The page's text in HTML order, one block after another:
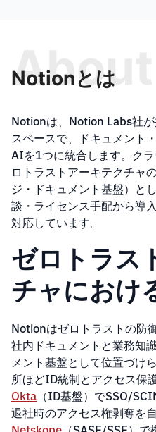
Notionとは
About
Notionは、Notion Labs社
スペースで、ドキュメント
AIを1つに統合します。ク
ロトラストアーキテクチャ
ジ・ドキュメント基盤）と
談・ライセンス手配から導
対応しています。
ゼロトラス
チャにおけ
Notionはゼロトラストの防
社内ドキュメントと業務知
メント基盤として位置づけ
所ほどID統制とアクセス保
Okta （ID基盤）でSSO/
退社時のアクセス権剥奪を自